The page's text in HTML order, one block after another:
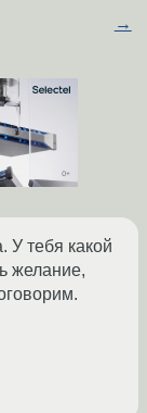
→
У тебя какой
желание,